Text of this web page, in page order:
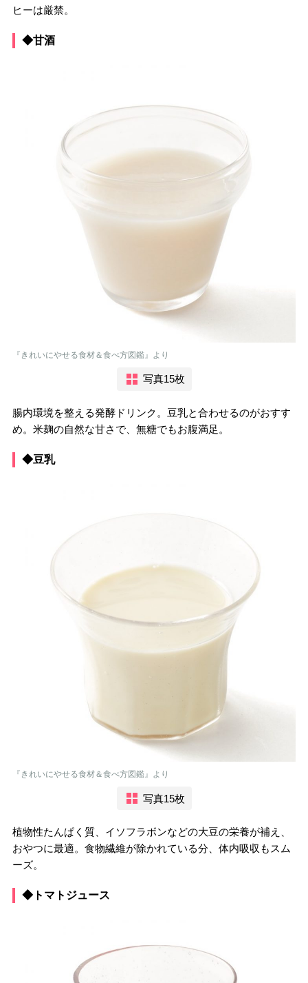
ヒーは厳禁。
◆甘酒
『きれいにやせる食材＆食べ方図鑑』より
写真15枚
腸内環境を整える発酵ドリンク。豆乳と合わせるのがおすす
め。米麹の自然な甘さで、無糖でもお腹満足。
◆豆乳
『きれいにやせる食材＆食べ方図鑑』より
写真15枚
植物性たんぱく質、イソフラボンなどの大豆の栄養が補え、
おやつに最適。食物繊維が除かれている分、体内吸収もスム
ーズ。
◆トマトジュース